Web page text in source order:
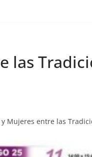
las
Mujeres entre las